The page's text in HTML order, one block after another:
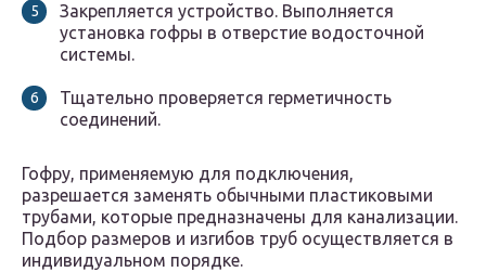
Закрепляется устройство. Выполняется
установка гофры в отверстие водосточной
системы.
Тщательно проверяется герметичность
соединений.
Гофру, применяемую для подключения,
разрешается заменять обычными пластиковыми
трубами, которые предназначены для канализации.
Подбор размеров и изгибов труб осуществляется в
индивидуальном порядке.